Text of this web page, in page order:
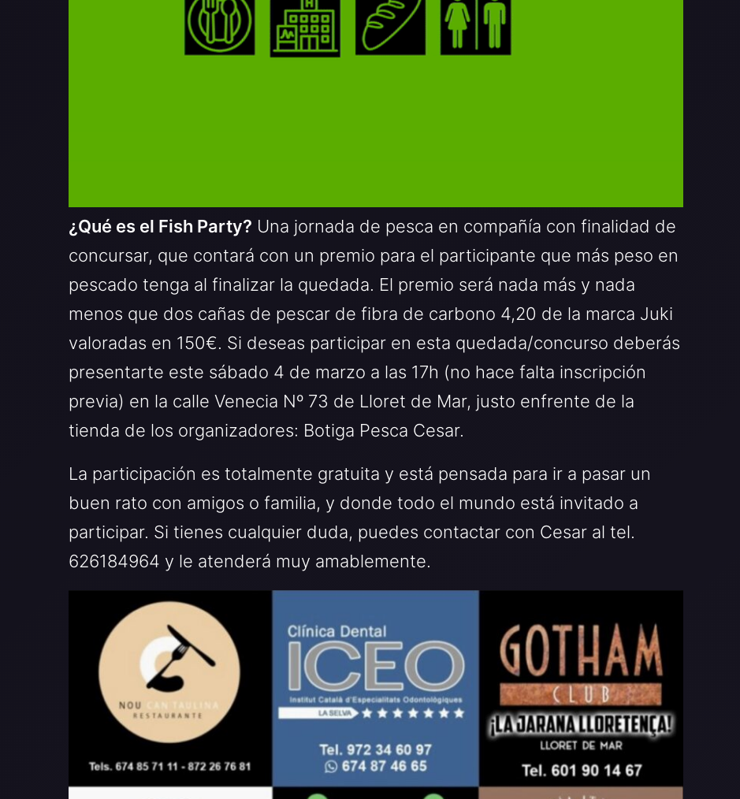
¿Qué es el Fish Party? Una jornada de pesca en compañía con finalidad de
concursar, que contará con un premio para el participante que más peso en
pescado tenga al finalizar la quedada. El premio será nada más y nada
menos que dos cañas de pescar de fibra de carbono 4,20 de la marca Juki
valoradas en 150€. Si deseas participar en esta quedada/concurso deberás
presentarte este sábado 4 de marzo a las 17h (no hace falta inscripción
previa) en la calle Venecia Nº 73 de Lloret de Mar, justo enfrente de la
tienda de los organizadores: Botiga Pesca Cesar.
La participación es totalmente gratuita y está pensada para ir a pasar un
buen rato con amigos o familia, y donde todo el mundo está invitado a
participar. Si tienes cualquier duda, puedes contactar con Cesar al tel.
626184964 y le atenderá muy amablemente.